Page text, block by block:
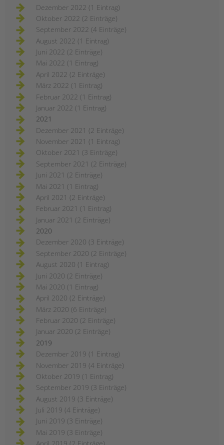
Dezember 2022 (1 Eintrag)
Oktober 2022 (2 Einträge)
September 2022 (4 Einträge)
August 2022 (1 Eintrag)
Juni 2022 (2 Einträge)
Mai 2022 (1 Eintrag)
April 2022 (2 Einträge)
März 2022 (1 Eintrag)
Februar 2022 (1 Eintrag)
Januar 2022 (1 Eintrag)
2021
Dezember 2021 (2 Einträge)
November 2021 (1 Eintrag)
Oktober 2021 (3 Einträge)
September 2021 (2 Einträge)
Juni 2021 (2 Einträge)
Mai 2021 (1 Eintrag)
April 2021 (2 Einträge)
Februar 2021 (1 Eintrag)
Januar 2021 (2 Einträge)
2020
Dezember 2020 (3 Einträge)
September 2020 (2 Einträge)
August 2020 (1 Eintrag)
Juni 2020 (2 Einträge)
Mai 2020 (1 Eintrag)
April 2020 (2 Einträge)
März 2020 (6 Einträge)
Februar 2020 (2 Einträge)
Januar 2020 (2 Einträge)
2019
Dezember 2019 (1 Eintrag)
November 2019 (4 Einträge)
Oktober 2019 (1 Eintrag)
September 2019 (3 Einträge)
August 2019 (3 Einträge)
Juli 2019 (4 Einträge)
Juni 2019 (3 Einträge)
Mai 2019 (3 Einträge)